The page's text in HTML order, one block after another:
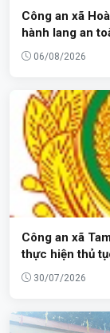
Công an xã
hành lang an
06/08/2026
Công an xã
thực hiện thủ
30/07/2026